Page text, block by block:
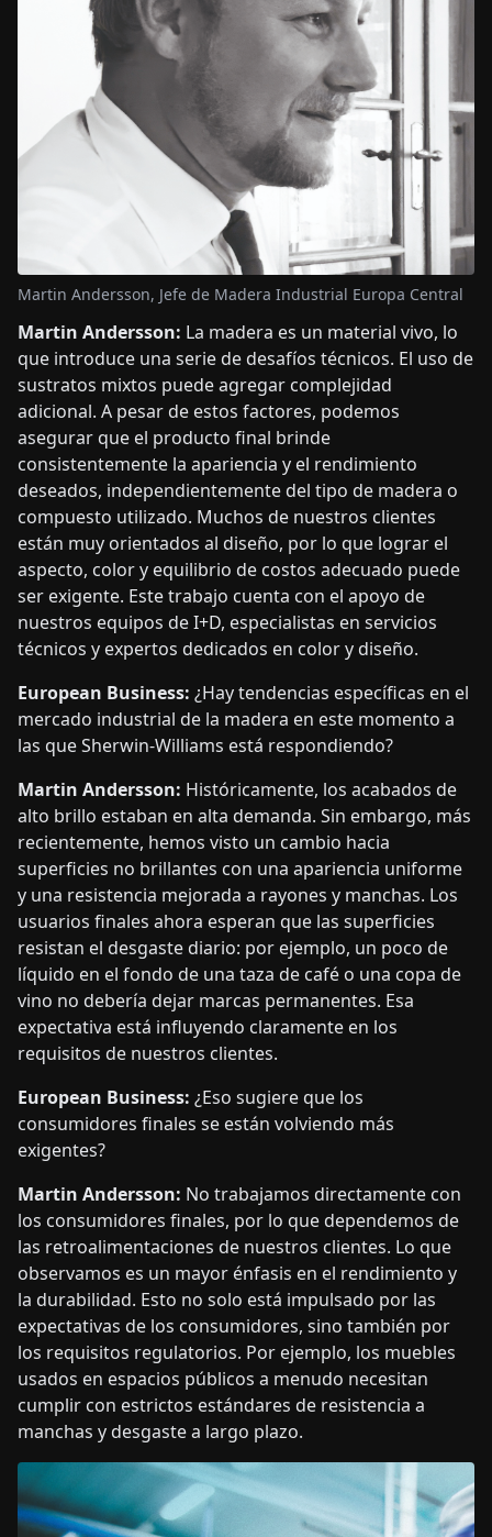
Martin Andersson, Jefe de Madera Industrial Europa Central
Martin Andersson: La madera es un material vivo, lo
que introduce una serie de desafíos técnicos. El uso de
sustratos mixtos puede agregar complejidad
adicional. A pesar de estos factores, podemos
asegurar que el producto final brinde
consistentemente la apariencia y el rendimiento
deseados, independientemente del tipo de madera o
compuesto utilizado. Muchos de nuestros clientes
están muy orientados al diseño, por lo que lograr el
aspecto, color y equilibrio de costos adecuado puede
ser exigente. Este trabajo cuenta con el apoyo de
nuestros equipos de I+D, especialistas en servicios
técnicos y expertos dedicados en color y diseño.
European Business: ¿Hay tendencias específicas en el
mercado industrial de la madera en este momento a
las que Sherwin-Williams está respondiendo?
Martin Andersson: Históricamente, los acabados de
alto brillo estaban en alta demanda. Sin embargo, más
recientemente, hemos visto un cambio hacia
superficies no brillantes con una apariencia uniforme
y una resistencia mejorada a rayones y manchas. Los
usuarios finales ahora esperan que las superficies
resistan el desgaste diario: por ejemplo, un poco de
líquido en el fondo de una taza de café o una copa de
vino no debería dejar marcas permanentes. Esa
expectativa está influyendo claramente en los
requisitos de nuestros clientes.
European Business: ¿Eso sugiere que los
consumidores finales se están volviendo más
exigentes?
Martin Andersson: No trabajamos directamente con
los consumidores finales, por lo que dependemos de
las retroalimentaciones de nuestros clientes. Lo que
observamos es un mayor énfasis en el rendimiento y
la durabilidad. Esto no solo está impulsado por las
expectativas de los consumidores, sino también por
los requisitos regulatorios. Por ejemplo, los muebles
usados en espacios públicos a menudo necesitan
cumplir con estrictos estándares de resistencia a
manchas y desgaste a largo plazo.